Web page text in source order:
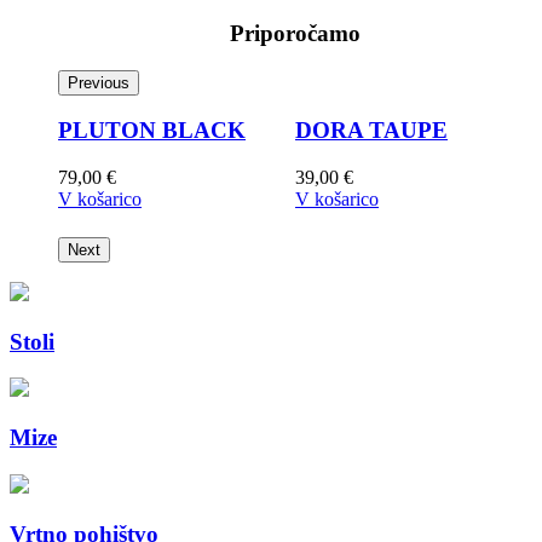
Priporočamo
Previous
PLUTON BLACK
79,00 €
V košarico
DORA TAUPE
39,00 €
V košarico
Next
Stoli
Mize
Vrtno pohištvo